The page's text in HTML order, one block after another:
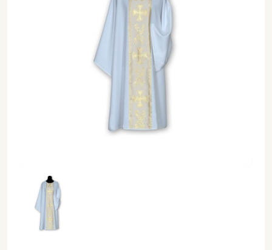
Dalmatyka biała złoty pas + stuła - DALMATYKI - Dalmatyka